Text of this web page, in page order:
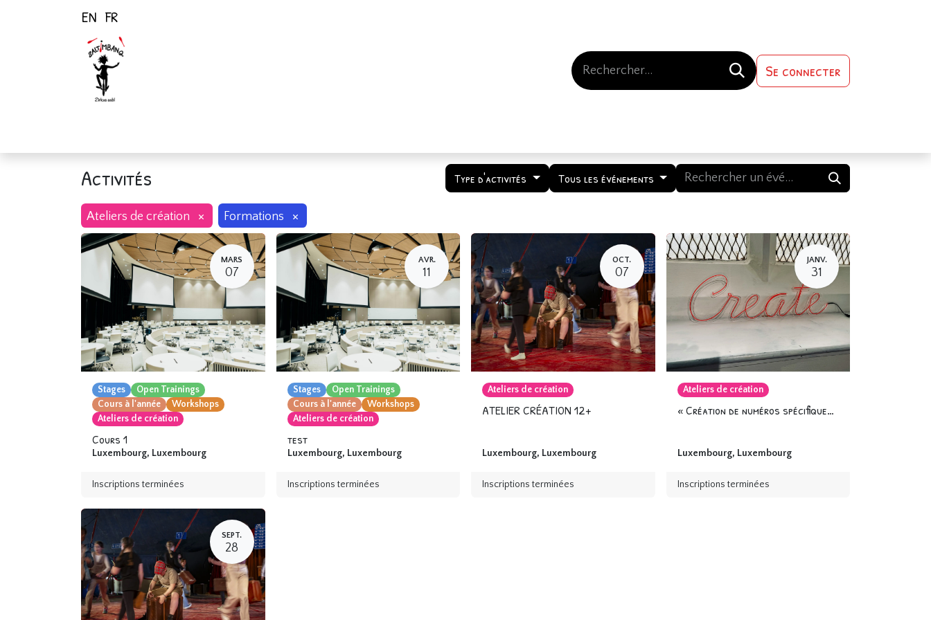
EN FR
Se connecter
Activités Type d'activités Tous les événements
Ateliers de création × Formations ×
MARS
07
Stages
Open Trainings
Cours à l'année
Workshops
Ateliers de création
Cours 1
Luxembourg, Luxembourg
Inscriptions terminées
AVR.
11
Stages
Open Trainings
Cours à l'année
Workshops
Ateliers de création
test
Luxembourg, Luxembourg
Inscriptions terminées
OCT.
07
Ateliers de création
ATELIER CRÉATION 12+
Luxembourg, Luxembourg
Inscriptions terminées
JANV.
31
Ateliers de création
« Création de numéros spécifiques »
Luxembourg, Luxembourg
Inscriptions terminées
SEPT.
28